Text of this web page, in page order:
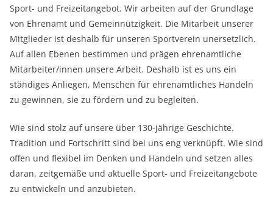
Sport- und Freizeitangebot. Wir arbeiten auf der Grundlage
von Ehrenamt und Gemeinnützigkeit. Die Mitarbeit unserer
Mitglieder ist deshalb für unseren Sportverein unersetzlich.
Auf allen Ebenen bestimmen und prägen ehrenamtliche
Mitarbeiter/innen unsere Arbeit. Deshalb ist es uns ein
ständiges Anliegen, Menschen für ehrenamtliches Handeln
zu gewinnen, sie zu fördern und zu begleiten.
Wie sind stolz auf unsere über 130-jährige Geschichte.
Tradition und Fortschritt sind bei uns eng verknüpft. Wie sind
offen und flexibel im Denken und Handeln und setzen alles
daran, zeitgemäße und aktuelle Sport- und Freizeitangebote
zu entwickeln und anzubieten.